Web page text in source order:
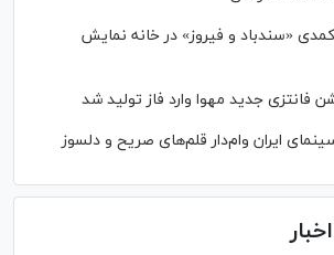
«سندباد و فیروز» در خانه نمایش
فانتزی جدید مهوا وارد فاز تولید شد
سینمای ایران وام‌دار قلم‌های صریح و دلسوز